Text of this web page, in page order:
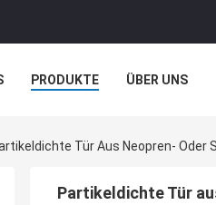
PRODUKTE ÜBER UNS
Tür Aus Neopren-
Partikeldichte Tür